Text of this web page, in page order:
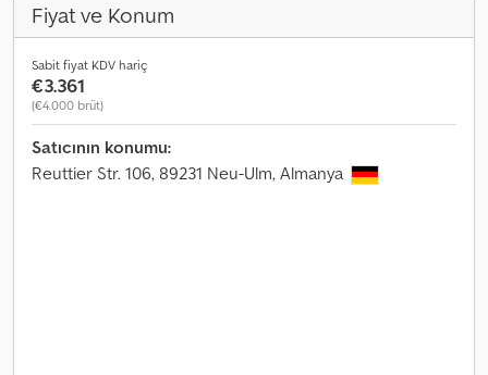
Fiyat ve Konum
Sabit fiyat KDV hariç
€3.361
(€4.000 brüt)
Satıcının konumu:
Reuttier Str. 106, 89231 Neu-Ulm, Almanya